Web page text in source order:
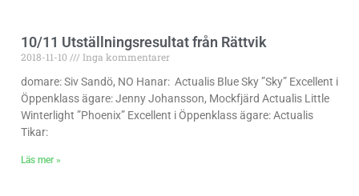
10/11 Utställningsresultat från Rättvik
2018-11-10
Inga kommentarer
domare: Siv Sandö, NO Hanar: Actualis Blue Sky ”Sky” Excellent i
Öppenklass ägare: Jenny Johansson, Mockfjärd Actualis Little
Winterlight ”Phoenix” Excellent i Öppenklass ägare: Actualis
Tikar:
Läs mer »